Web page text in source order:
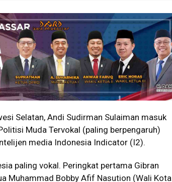
Selatan, Andi Sudirman Sulaiman masuk
Muda Tervokal (paling berpengaruh)
media Indonesia Indicator (I2).
paling vokal. Peringkat pertama Gibran
Muhammad Bobby Afif Nasution (Wali Kota